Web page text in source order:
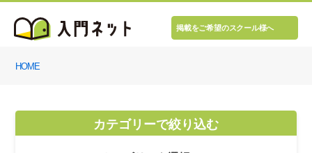
掲載をご希望のスクール様へ
HOME
カテゴリーで絞り込む